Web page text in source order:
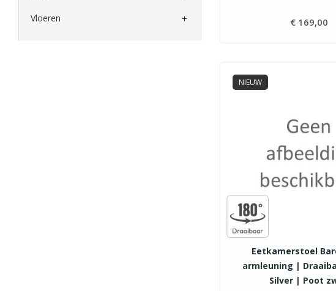
Vloeren  € 169,00
NIEUW
Eetkamerstoel
armleuning |
Silver | Poot